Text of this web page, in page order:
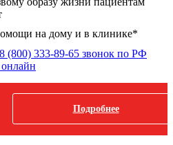
на дому и в клинике*
8 (800) 333-89-65 звонок по РФ
онлайн
Подробнее